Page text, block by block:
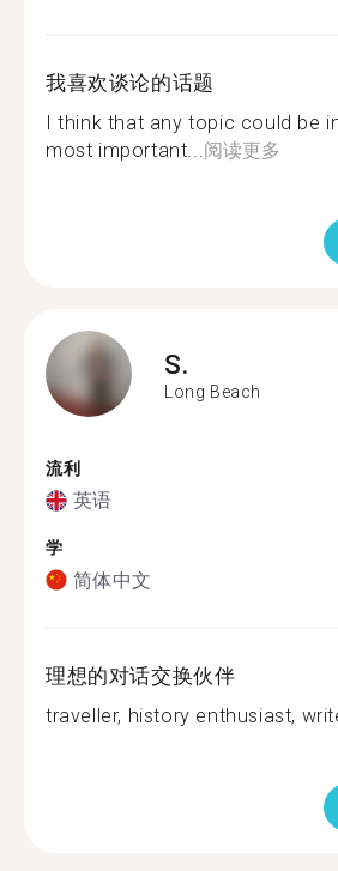
我喜欢谈论的话题
I think that any topic could be
most important... 阅读更多
S.
Long Beach
流利
英语
学
简体中文
理想的对话交换伙伴
traveller, history enthusiast,